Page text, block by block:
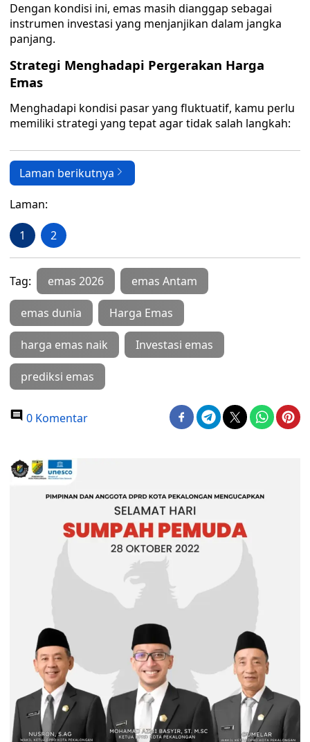
Dengan kondisi ini, emas masih dianggap sebagai
instrumen investasi yang menjanjikan dalam jangka
panjang.
Strategi Menghadapi Pergerakan Harga
Emas
Menghadapi kondisi pasar yang fluktuatif, kamu perlu
memiliki strategi yang tepat agar tidak salah langkah:
Laman berikutnya
Laman:
1 2
Tag: emas 2026 emas Antam
emas dunia Harga Emas
harga emas naik Investasi emas
prediksi emas
0 Komentar